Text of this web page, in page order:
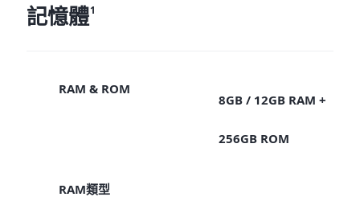
記憶體1
RAM & ROM
8GB / 12GB RAM +
256GB ROM
RAM類型